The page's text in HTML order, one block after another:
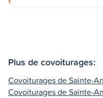
Plus de covoiturages:
Covoiturages de Sainte-
Covoiturages de Sainte-